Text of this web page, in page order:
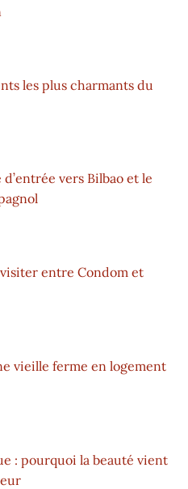
les plus charmants du
vers Bilbao et le
entre Condom et
vieille ferme en logement
: pourquoi la beauté vient